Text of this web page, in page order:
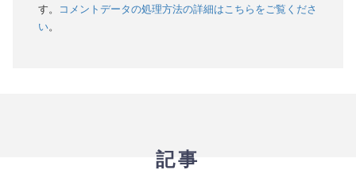
す。
コメントデータの処理方法の詳細はこちらをご覧くださ
い。
記事